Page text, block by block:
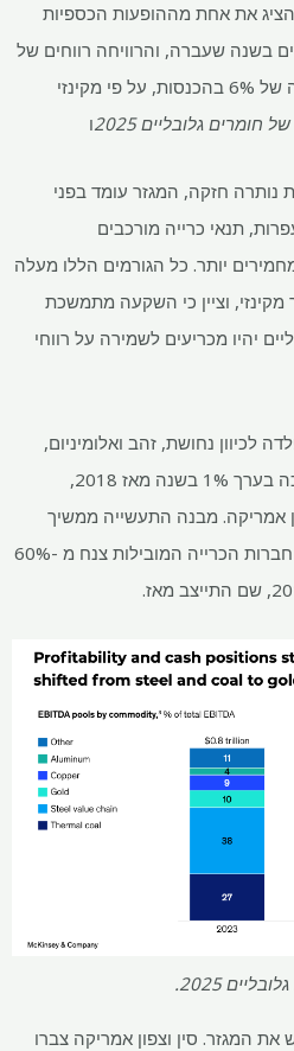
את אחת מההופעות הכספיות
בשנה שעברה, והרוויחה רווחים של
700 מיליארד דולר למרות ירידה של 6% בהכנסות, על פי מקינזי
חומרים גלובליים 2025 ו
נותרה חזקה, המגזר עומד בפני
תנאי כרייה מורכבים
יותר. כל הגורמים הללו מעלה
מקינזי, וציין כי השקעה מתמשכת
יהיו מכריעים לשמירה על רווחי
לכיוון נחושת, זהב ואלומיניום,
מכיוון שהפרודוקטיביות התהפכה בערך 1% בשנה מאז 2018,
אמריקה. מבנה התעשייה ממשיך
להתגבר: נתח השוק של עשרת חברות הכרייה המובילות צנח מ -60%
2025.
המגזר. סין וצפון אמריקה צברו